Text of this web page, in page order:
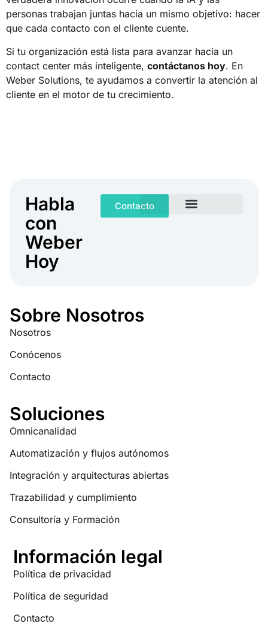
personas trabajan juntas hacia un mismo objetivo: hacer
que cada contacto con el cliente cuente.
Si tu organización está lista para avanzar hacia un
contact center más inteligente, contáctanos hoy. En
Weber Solutions, te ayudamos a convertir la atención al
cliente en el motor de tu crecimiento.
Habla
con
Weber
Hoy
Contacto
Sobre Nosotros
Nosotros
Conócenos
Contacto
Soluciones
Omnicanalidad
Automatización y flujos autónomos
Integración y arquitecturas abiertas
Trazabilidad y cumplimiento
Consultoría y Formación
Información legal
Política de privacidad
Política de seguridad
Contacto